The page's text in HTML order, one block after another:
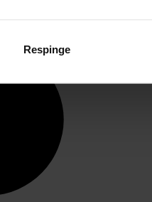
Respinge